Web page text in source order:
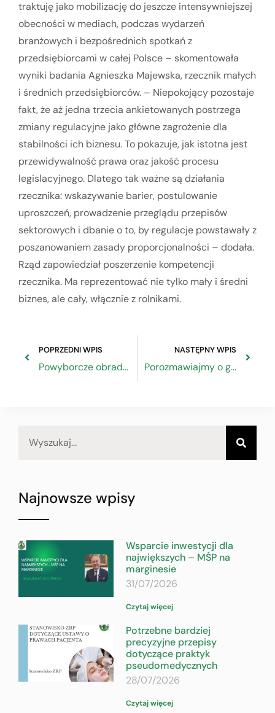
traktuję jako mobilizację do jeszcze intensywniejszej
obecności w mediach, podczas wydarzeń
branżowych i bezpośrednich spotkań z
przedsiębiorcami w całej Polsce – skomentowała
wyniki badania Agnieszka Majewska, rzecznik małych
i średnich przedsiębiorców. – Niepokojący pozostaje
fakt, że aż jedna trzecia ankietowanych postrzega
zmiany regulacyjne jako główne zagrożenie dla
stabilności ich biznesu. To pokazuje, jak istotna jest
przewidywalność prawa oraz jakość procesu
legislacyjnego. Dlatego tak ważne są działania
rzecznika: wskazywanie barier, postulowanie
uproszczeń, prowadzenie przeglądu przepisów
sektorowych i dbanie o to, by regulacje powstawały z
poszanowaniem zasady proporcjonalności – dodała.
Rząd zapowiedział poszerzenie kompetencji
rzecznika. Ma reprezentować nie tylko mały i średni
biznes, ale cały, włącznie z rolnikami.
POPRZEDNI WPIS
Powyborcze obrady Zarządu
NASTĘPNY WPIS
Porozmawiajmy o gospodarce w Poznaniu
Najnowsze wpisy
Wsparcie inwestycji dla
największych – MŚP na
marginesie
31/07/2026
Czytaj więcej
Potrzebne bardziej
precyzyjne przepisy
dotyczące praktyk
pseudomedycznych
28/07/2026
Czytaj więcej